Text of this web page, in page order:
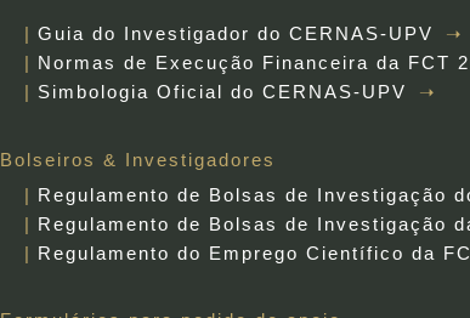
Guia do Investigador do CERNAS-UPV
Normas de Execução Financeira da FCT
Simbologia Oficial do CERNAS-UPV
Bolseiros & Investigadores
Regulamento de Bolsas de Investigação
Regulamento de Bolsas de Investigação
Regulamento do Emprego Científico da